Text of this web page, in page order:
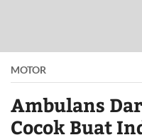
MOTOR
Ambulans
Cocok Buat